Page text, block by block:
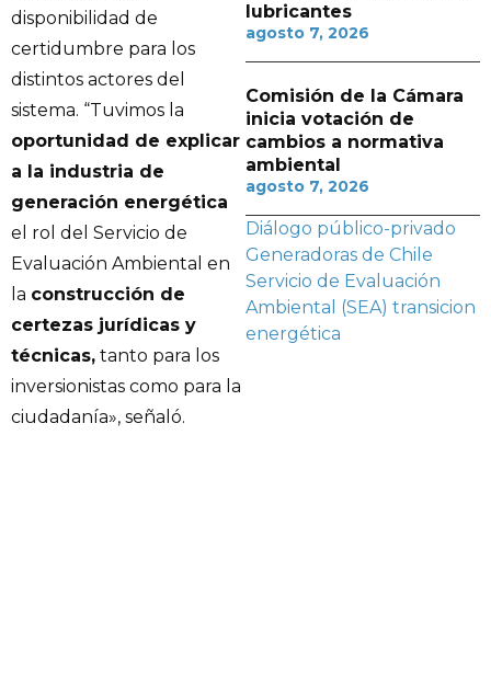
disponibilidad de
certidumbre para los
distintos actores del
sistema. “Tuvimos la
oportunidad de explicar
a la industria de
generación energética
el rol del Servicio de
Evaluación Ambiental en
la construcción de
certezas jurídicas y
técnicas, tanto para los
inversionistas como para la
ciudadanía», señaló.
lubricantes
agosto 7, 2026
Comisión de la Cámara
inicia votación de
cambios a normativa
ambiental
agosto 7, 2026
Diálogo público-privado
Generadoras de Chile
Servicio de Evaluación
Ambiental (SEA) transicion
energética